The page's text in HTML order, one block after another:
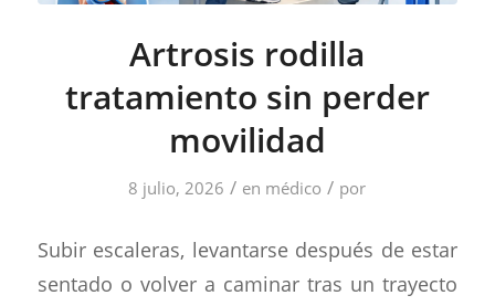
Artrosis rodilla
tratamiento sin perder
movilidad
8 julio, 2026 / en médico / por
Subir escaleras, levantarse después de estar
sentado o volver a caminar tras un trayecto